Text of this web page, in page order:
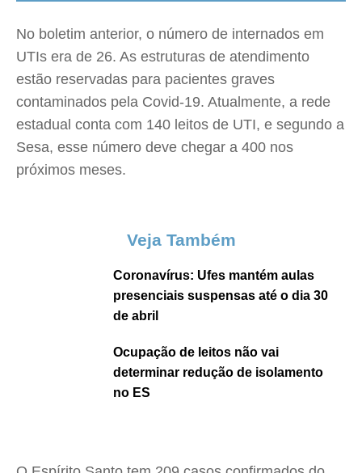
No boletim anterior, o número de internados em
UTIs era de 26. As estruturas de atendimento
estão reservadas para pacientes graves
contaminados pela Covid-19. Atualmente, a rede
estadual conta com 140 leitos de UTI, e segundo a
Sesa, esse número deve chegar a 400 nos
próximos meses.
Veja Também
Coronavírus: Ufes mantém aulas
presenciais suspensas até o dia 30
de abril
Ocupação de leitos não vai
determinar redução de isolamento
no ES